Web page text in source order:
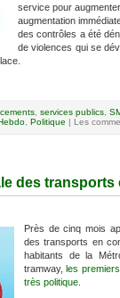
service pour
augmentation
des contrôles a été
de violences qui se
, services publics,
Politique | Les
des
Près de cinq mois
des transports en
habitants de la
tramway,les
très politique.